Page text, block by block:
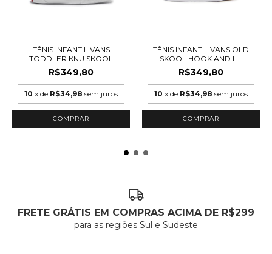
TÊNIS INFANTIL VANS
TODDLER KNU SKOOL
R$349,80
10 x de R$34,98 sem juros
COMPRAR
TÊNIS INFANTIL VANS OLD
SKOOL HOOK AND L...
R$349,80
10 x de R$34,98 sem juros
COMPRAR
FRETE GRÁTIS EM COMPRAS ACIMA DE R$299
para as regiões Sul e Sudeste